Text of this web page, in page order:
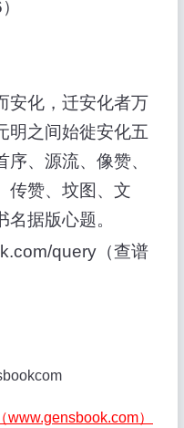
安化，迁安化者万
明之间始徙安化五
、源流、像赞、
传赞、坟图、文
据版心题。
query（查谱
）